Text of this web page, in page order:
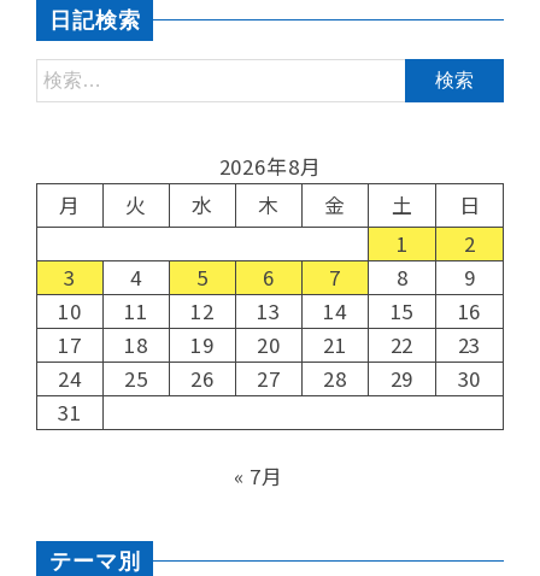
日記検索
2026年8月
月
火 水 木 金 土
日
1
2
3
4 5 6 7 8
9
10
11 12 13 14 15
16
17
18 19 20 21 22
23
24
25 26 27 28 29
30
31
« 7月
テーマ別